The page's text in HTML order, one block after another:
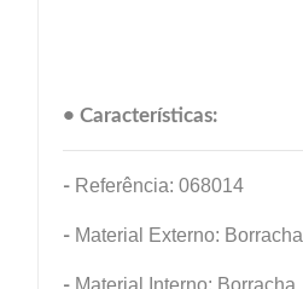
• Características:
- Referência: 068014
- Material Externo: Borracha
- Material Interno: Borracha